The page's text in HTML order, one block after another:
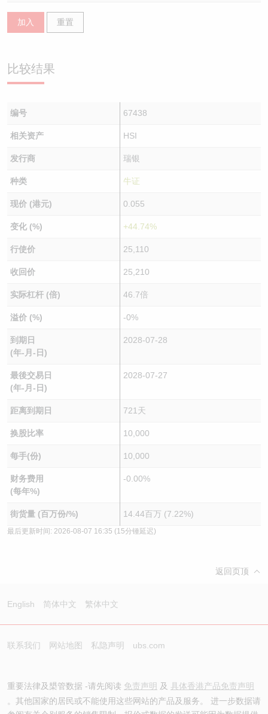
加入 重置
比较结果
编号 67438
相关资产 HSI
发行商 瑞银
种类 牛证
现价 (港元) 0.055
变化 (%) +44.74%
行使价 25,110
收回价 25,210
实际杠杆 (倍) 46.7倍
溢价 (%) -0%
到期日
(年-月-日)
2028-07-28
最後交易日
(年-月-日)
2028-07-27
距离到期日 721天
换股比率 10,000
每手(份) 10,000
财务费用
(每年%)
-0.00%
街货量 (百万份/%) 14.44百万 (7.22%)
最后更新时间: 2026-08-07 16:35 (15分锺延迟)
返回页顶
English 简体中文 繁体中文
联系我们 网站地图 私隐声明 ubs.com
重要法律及槼管数据 -请先阅读 免责声明 及 具体香港产品免责声明
。其他国家的居民或不能使用这些网站的产品及服务。 进一步数据请